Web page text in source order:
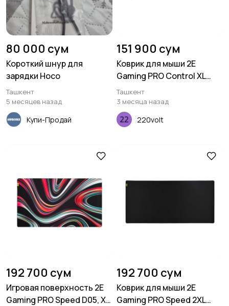
80 000 сум
Короткий шнур для
зарядки Hoco
Ташкент
5 месяцев назад
Купи-Продай
151 900 сум
Коврик для мыши 2E
Gaming PRO Control XL
Black (800*450*3мм)
Ташкент
3 месяца назад
220volt
192 700 сум
Игровая поверхность 2E
Gaming PRO Speed D05, XL
192 700 сум
Коврик для мыши 2E
Gaming PRO Speed 2XL